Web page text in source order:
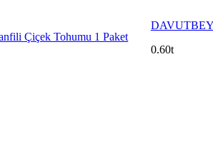
Çiçek Tohumu 1 Paket
0.60